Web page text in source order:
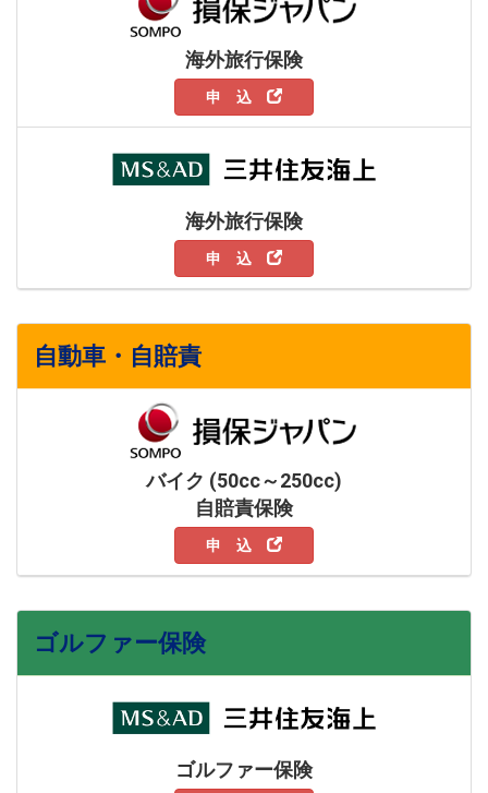
海外旅行保険
申 込
海外旅行保険
申 込
自動車・自賠責
バイク (50cc～250cc)
自賠責保険
申 込
ゴルファー保険
ゴルファー保険